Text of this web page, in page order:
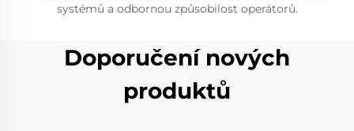
systémů a odbornou způsobilost operátorů.
Doporučení nových
produktů